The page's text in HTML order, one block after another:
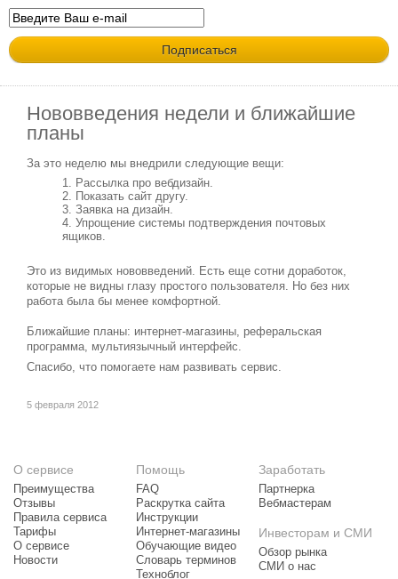
Нововведения недели и ближайшие
планы
За это неделю мы внедрили следующие вещи:
Рассылка про вебдизайн.
Показать сайт другу.
Заявка на дизайн.
Упрощение системы подтверждения почтовых
ящиков.
Это из видимых нововведений. Есть еще сотни доработок,
которые не видны глазу простого пользователя. Но без них
работа была бы менее комфортной.
Ближайшие планы: интернет-магазины, реферальская
программа, мультиязычный интерфейс.
Спасибо, что помогаете нам развивать сервис.
5 февраля 2012
О сервисе
Преимущества
Отзывы
Правила сервиса
Тарифы
О сервисе
Новости
Помощь
FAQ
Раскрутка сайта
Инструкции
Интернет-магазины
Обучающие видео
Словарь терминов
Техноблог
Заработать
Партнерка
Вебмастерам
Инвесторам и СМИ
Обзор рынка
СМИ о нас